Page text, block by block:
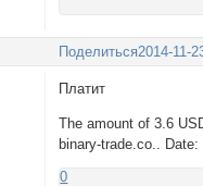
Поделиться2014-11-
Платит
The amount of 3.6
binary-trade.co..
0